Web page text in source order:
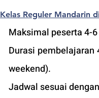
Kelas Reguler Mandarin
Maksimal peserta 4-
Durasi pembelajaran
weekend).
Jadwal sesuai